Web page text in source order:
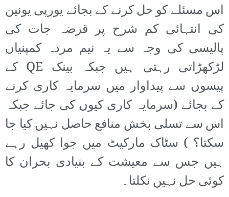
اس مسئلے کو حل کرنے کے بجائے یورپی یونین
کی انتہائی کم شرح پر قرضہ جات کی
پالیسی کی وجہ سے یہ نیم مردہ کمپنیاں
لڑکھڑاتی رہتی ہیں جبکہ بینک QE کے
پیسوں سے پیداوار میں سرمایہ کاری کرنے
کے بجائے (سرمایہ کاری کیوں کی جائے جبکہ
اس سے تسلی بخش منافع حاصل نہیں کیا جا
سکتا؟ ) سٹاک مارکیٹ میں جوا کھیل رہے
ہیں جس سے معیشت کے بنیادی بحران کا
کوئی حل نہیں نکلتا۔